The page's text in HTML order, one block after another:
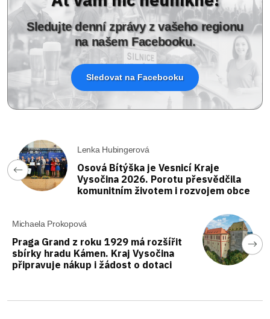
Sledujte denní zprávy z vašeho regionu
na našem Facebooku.
Sledovat na Facebooku
Lenka Hubingerová
Osová Bítýška je Vesnicí Kraje
Vysočina 2026. Porotu přesvědčila
komunitním životem i rozvojem obce
Michaela Prokopová
Praga Grand z roku 1929 má rozšířit
sbírky hradu Kámen. Kraj Vysočina
připravuje nákup i žádost o dotaci